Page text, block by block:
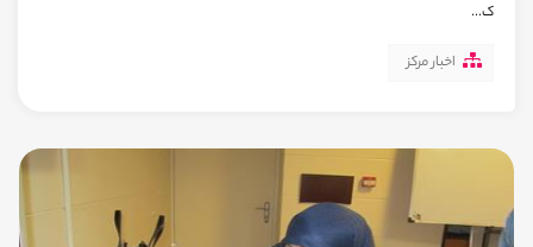
ک...
اخبار مرکز